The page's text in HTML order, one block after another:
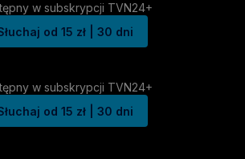
w subskrypcji TVN24+
od 15 zł | 30 dni
w subskrypcji TVN24+
od 15 zł | 30 dni